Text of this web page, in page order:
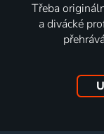
Třeba
a divácké